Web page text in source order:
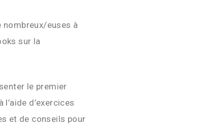
nombreux/euses à
sur la
le premier
d’exercices
et de conseils pour